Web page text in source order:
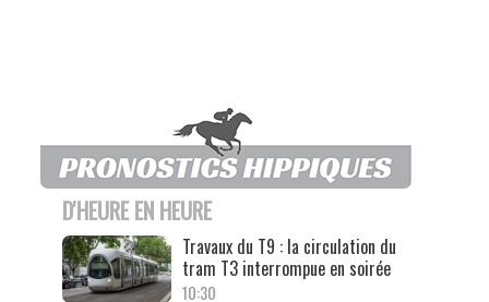
D'HEURE EN HEURE
Travaux du T9 : la circulation du
tram T3 interrompue en soirée
10:30